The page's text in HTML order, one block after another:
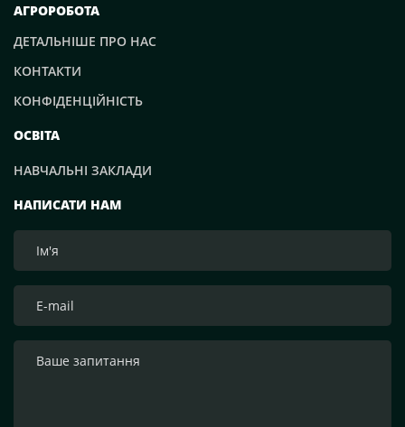
НАПИСАТИ НАМ
АГРОРОБОТА
ДЕТАЛЬНІШЕ ПРО НАС
КОНТАКТИ
КОНФІДЕНЦІЙНІСТЬ
ОСВІТА
НАВЧАЛЬНІ ЗАКЛАДИ